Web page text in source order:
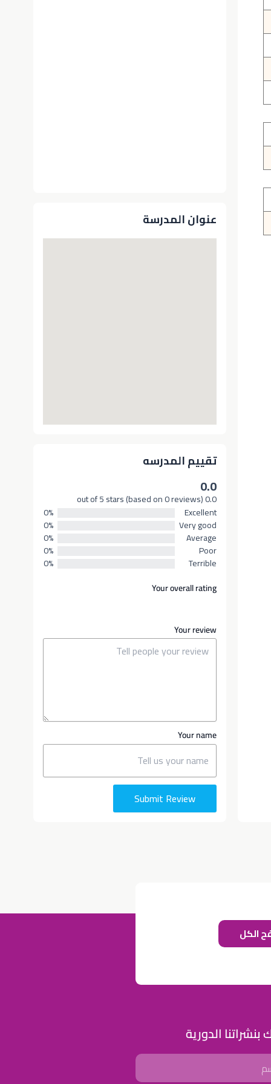
عنوان المدرسة
تقييم المدرسه
0.0
0.0 out of 5 stars (based on 0 reviews)
Excellent
0%
Very good
0%
Average
0%
Poor
0%
Terrible
0%
Your overall rating
Your review
Your name
Submit Review
الكل
بنشراتنا الدورية